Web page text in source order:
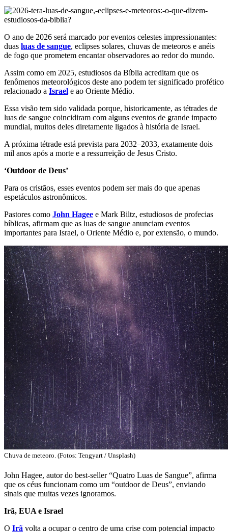
O ano de 2026 será marcado por eventos celestes impressionantes:
duas luas de sangue, eclipses solares, chuvas de meteoros e anéis
de fogo que prometem encantar observadores ao redor do mundo.
Assim como em 2025, estudiosos da Bíblia acreditam que os
fenômenos meteorológicos deste ano podem ter significado profético
relacionado a Israel e ao Oriente Médio.
Essa visão tem sido validada porque, historicamente, as tétrades de
luas de sangue coincidiram com alguns eventos de grande impacto
mundial, muitos deles diretamente ligados à história de Israel.
A próxima tétrade está prevista para 2032–2033, exatamente dois
mil anos após a morte e a ressurreição de Jesus Cristo.
‘Outdoor de Deus’
Para os cristãos, esses eventos podem ser mais do que apenas
espetáculos astronômicos.
Pastores como John Hagee e Mark Biltz, estudiosos de profecias
bíblicas, afirmam que as luas de sangue anunciam eventos
importantes para Israel, o Oriente Médio e, por extensão, o mundo.
Chuva de meteoro. (Fotos: Tengyart / Unsplash)
John Hagee, autor do best-seller “Quatro Luas de Sangue”, afirma
que os céus funcionam como um “outdoor de Deus”, enviando
sinais que muitas vezes ignoramos.
Irã, EUA e Israel
O Irã volta a ocupar o centro de uma crise com potencial impacto